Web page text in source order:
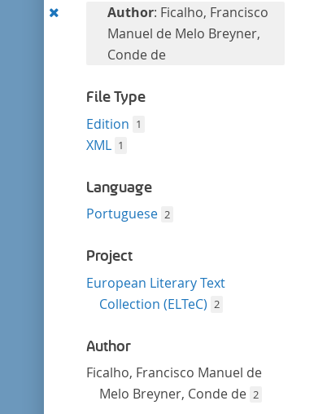
RemoveAuthor: Ficalho, Francisco
Manuel de Melo Breyner,
Conde de
File Type
Edition 1
XML 1
Language
Portuguese 2
Project
European Literary Text
Collection (ELTeC) 2
Author
Ficalho, Francisco Manuel de
Melo Breyner, Conde de 2